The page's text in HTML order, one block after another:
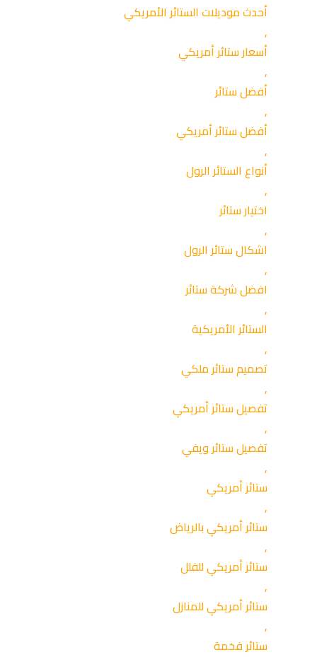
أحدث موديلات الستائر الأمريكي
,
أسعار ستائر أمريكي
,
أفضل ستائر
,
أفضل ستائر أمريكي
,
أنواع الستائر الرول
,
اختيار ستائر
,
اشكال ستائر الرول
,
افضل شركة ستائر
,
الستائر الأمريكية
,
تصميم ستائر ملكي
,
تفصيل ستائر أمريكي
,
تفصيل ستائر ويفي
,
ستائر أمريكي
,
ستائر أمريكي بالرياض
,
ستائر أمريكي للفلل
,
ستائر أمريكي للمنازل
,
ستائر فخمة